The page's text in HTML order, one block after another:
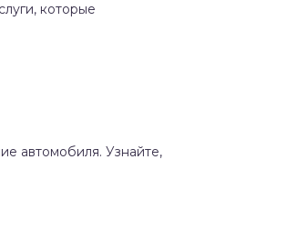
которые
автомобиля. Узнайте,